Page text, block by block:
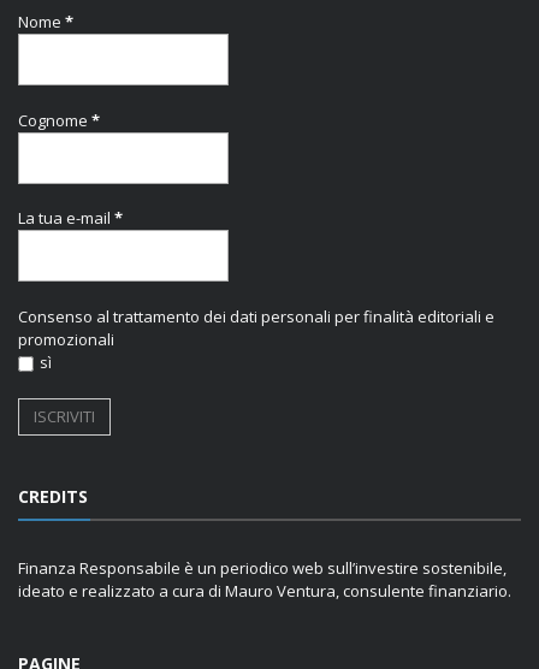
Nome *
Cognome *
La tua e-mail *
Consenso al trattamento dei dati personali per finalità editoriali e
promozionali
sì
CREDITS
Finanza Responsabile è un periodico web sull’investire sostenibile,
ideato e realizzato a cura di Mauro Ventura, consulente finanziario.
PAGINE